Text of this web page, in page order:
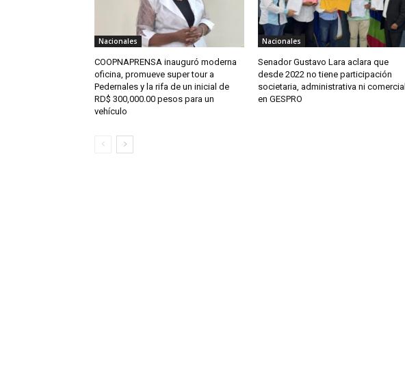
Nacionales
COOPNAPRENSA inauguró moderna
oficina, promueve super tour a
Pedernales y la rifa de un inicial de
RD$ 300,000.00 pesos para un
vehículo
Nacionales
Senador Gustavo Lara aclara que
desde 2022 no tiene participación
societaria, administrativa ni comercial
en GESPRO